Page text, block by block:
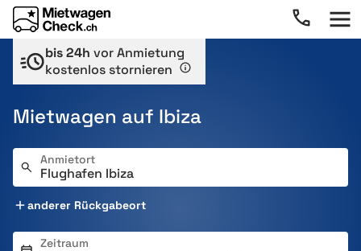
bis 24h vor Anmietung
kostenlos stornieren
Mietwagen auf Ibiza
Anmietort
anderer Rückgabeort
Zeitraum